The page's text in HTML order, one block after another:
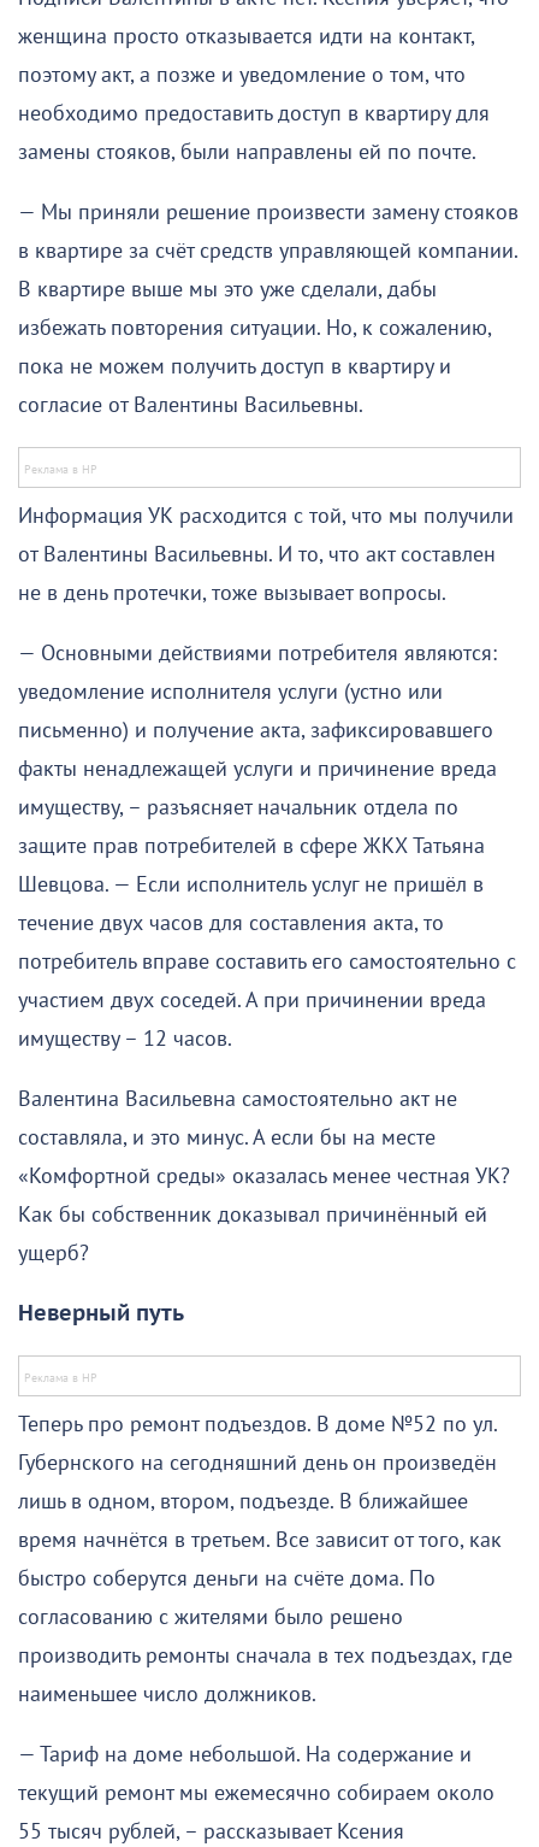
женщина просто отказывается идти на контакт,
поэтому акт, а позже и уведомление о том, что
необходимо предоставить доступ в квартиру для
замены стояков, были направлены ей по почте.
— Мы приняли решение произвести замену стояков
в квартире за счёт средств управляющей компании.
В квартире выше мы это уже сделали, дабы
избежать повторения ситуации. Но, к сожалению,
пока не можем получить доступ в квартиру и
согласие от Валентины Васильевны.
Информация УК расходится с той, что мы получили
от Валентины Васильевны. И то, что акт составлен
не в день протечки, тоже вызывает вопросы.
— Основными действиями потребителя являются:
уведомление исполнителя услуги (устно или
письменно) и получение акта, зафиксировавшего
факты ненадлежащей услуги и причинение вреда
имуществу, – разъясняет начальник отдела по
защите прав потребителей в сфере ЖКХ Татьяна
Шевцова. — Если исполнитель услуг не пришёл в
течение двух часов для составления акта, то
потребитель вправе составить его самостоятельно с
участием двух соседей. А при причинении вреда
имуществу – 12 часов.
Валентина Васильевна самостоятельно акт не
составляла, и это минус. А если бы на месте
«Комфортной среды» оказалась менее честная УК?
Как бы собственник доказывал причинённый ей
ущерб?
Неверный путь
Теперь про ремонт подъездов. В доме №52 по ул.
Губернского на сегодняшний день он произведён
лишь в одном, втором, подъезде. В ближайшее
время начнётся в третьем. Все зависит от того, как
быстро соберутся деньги на счёте дома. По
согласованию с жителями было решено
производить ремонты сначала в тех подъездах, где
наименьшее число должников.
— Тариф на доме небольшой. На содержание и
текущий ремонт мы ежемесячно собираем около
55 тысяч рублей, – рассказывает Ксения